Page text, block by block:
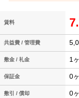
賃料
共益費 / 管理費
敷金 / 礼金 1
保証金 0
敷引 / 償却 0